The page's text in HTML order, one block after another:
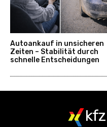
Autoankauf in unsicheren
Zeiten – Stabilität durch
schnelle Entscheidungen
kfz